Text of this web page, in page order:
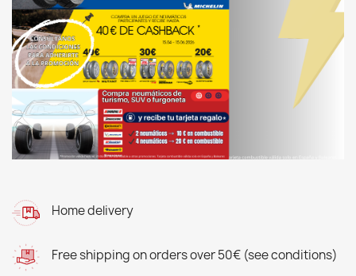
Home delivery
Free shipping on orders over 50€ (see conditions)